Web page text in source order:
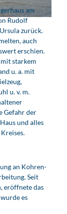
am
Rudolf
zurück.
auch
erschien.
starkem
u. a. mit
u. v. m.
Gefahr der
und alles
an Kohren-
Seit
eröffnete das
es